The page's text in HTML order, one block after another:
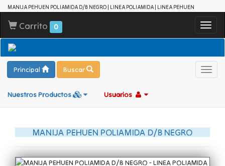
MANIJA PEHUEN POLIAMIDA D/B NEGRO | LINEA POLIAMIDA | LINEA PEHUEN
Carrito 0
Principal Buscar
Nuestros Productos Usuarios
MANIJA PEHUEN POLIAMIDA D/B NEGRO